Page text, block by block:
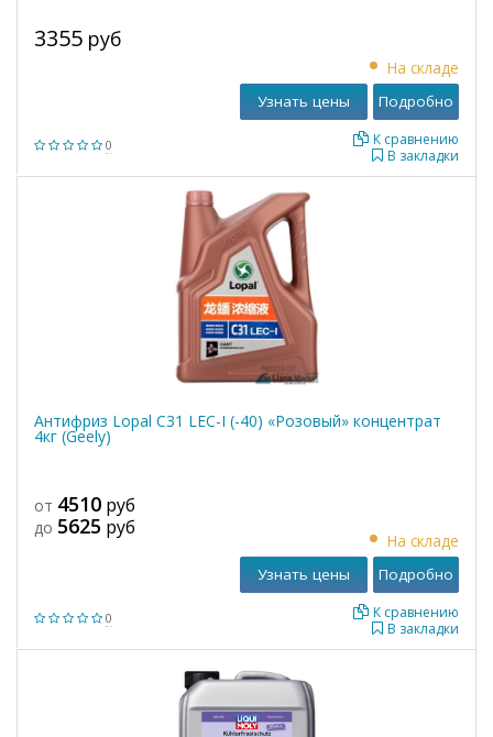
0
3355 руб
На складе
В закладки
К сравнению
Узнать цены Подробно
Антифриз Lopal C31 LEC-I (-40) «Розовый» концентрат
4кг (Geely)
0
от 4510 руб
до 5625 руб
На складе
В закладки
К сравнению
Узнать цены Подробно